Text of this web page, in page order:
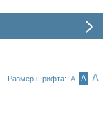
Размер шрифта: А А А